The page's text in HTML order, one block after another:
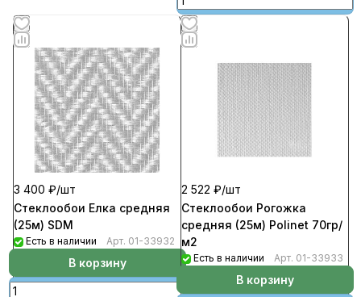
3 400 ₽/шт
Стеклообои Елка средняя
(25м) SDM
Есть в наличии Арт. 01-33932
В корзину
2 522 ₽/шт
Стеклообои Рогожка
средняя (25м) Polinet 70гр/
м2
Есть в наличии Арт. 01-33933
В корзину